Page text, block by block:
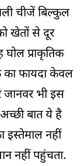
चीजें बिल्कुल
खेतों से दूर
प्राकृतिक
का फायदा केवल
भी इस
बात ये है
नहीं
नहीं पहुंचता.